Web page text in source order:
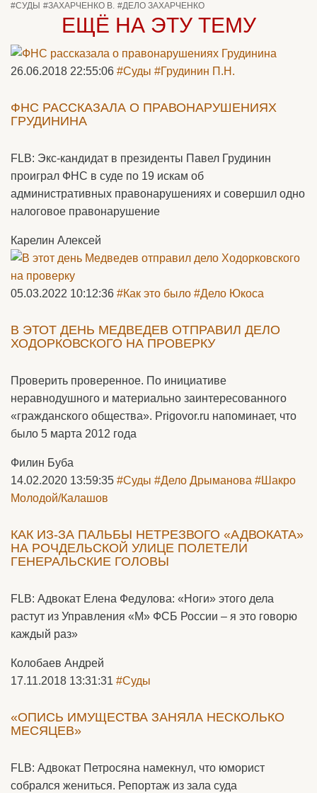
#СУДЫ #ЗАХАРЧЕНКО В. #ДЕЛО ЗАХАРЧЕНКО
ЕЩЁ НА ЭТУ ТЕМУ
26.06.2018 22:55:06 #Суды #Грудинин П.Н.
ФНС РАССКАЗАЛА О ПРАВОНАРУШЕНИЯХ
ГРУДИНИНА
FLB: Экс-кандидат в президенты Павел Грудинин
проиграл ФНС в суде по 19 искам об
административных правонарушениях и совершил одно
налоговое правонарушение
Карелин Алексей
05.03.2022 10:12:36 #Как это было #Дело Юкоса
В ЭТОТ ДЕНЬ МЕДВЕДЕВ ОТПРАВИЛ ДЕЛО
ХОДОРКОВСКОГО НА ПРОВЕРКУ
Проверить проверенное. По инициативе
неравнодушного и материально заинтересованного
«гражданского общества». Prigovor.ru напоминает, что
было 5 марта 2012 года
Филин Буба
14.02.2020 13:59:35 #Суды #Дело Дрыманова #Шакро
Молодой/Калашов
КАК ИЗ-ЗА ПАЛЬБЫ НЕТРЕЗВОГО «АДВОКАТА»
НА РОЧДЕЛЬСКОЙ УЛИЦЕ ПОЛЕТЕЛИ
ГЕНЕРАЛЬСКИЕ ГОЛОВЫ
FLB: Адвокат Елена Федулова: «Ноги» этого дела
растут из Управления «М» ФСБ России – я это говорю
каждый раз»
Колобаев Андрей
17.11.2018 13:31:31 #Суды
«ОПИСЬ ИМУЩЕСТВА ЗАНЯЛА НЕСКОЛЬКО
МЕСЯЦЕВ»
FLB: Адвокат Петросяна намекнул, что юморист
собрался жениться. Репортаж из зала суда